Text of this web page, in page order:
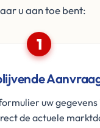
u aan toe bent:
1
uw gegevens
de actuele